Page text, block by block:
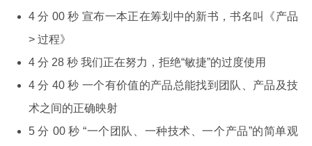
4 分 00 秒 宣布一本正在筹划中的新书，书名叫《产品
> 过程》
4 分 28 秒 我们正在努力，拒绝“敏捷”的过度使用
4 分 40 秒 一个有价值的产品总能找到团队、产品及技
术之间的正确映射
5 分 00 秒 “一个团队、一种技术、一个产品”的简单观